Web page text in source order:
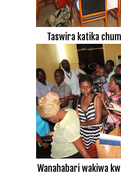
Taswira katika
Wanahabari wakiwa